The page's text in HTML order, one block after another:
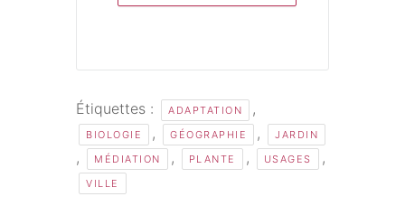
Étiquettes : ADAPTATION ,
BIOLOGIE , GÉOGRAPHIE , JARDIN
, MÉDIATION , PLANTE , USAGES ,
VILLE